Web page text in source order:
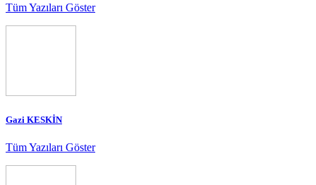
Tüm Yazıları Göster
Gazi KESKİN
Tüm Yazıları Göster